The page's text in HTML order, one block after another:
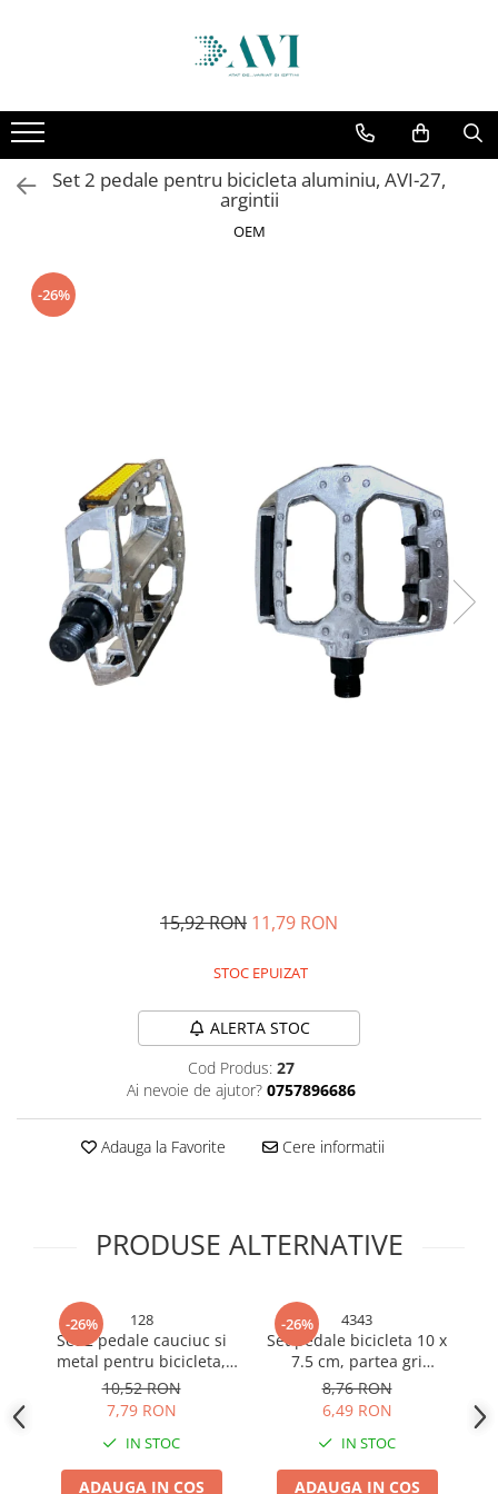
Casa
Accesorii uscatoare rufe
Aparate electrocasnice & accesorii
Aparate si accesorii intretinere
Accesorii pentru ochelari si lentile
de contact
Coloane de dus si seturi de dus
Odorizant toaleta
Oglinzi si mobilier baie
Bucatarie
Ascutitoare cutite
Baterii sanitare bucatarie
Cantare de bucatarie
Chiuvete bucatarie
Tirbusoane si dopuri
Manusi unica folosinta
Maturi, Mopuri si galeti
Cutii postale
Benzi LED
Accesorii corpuri de iluminat
Accesorii prelungitoare
Accesorii prize si intrerupatoare
Aplice fatada
Aplice si plafoniere
Becuri
Set 2 pedale pentru bicicleta aluminiu, AVI-27,
argintii
OEM
-26%
15,92 RON 11,79 RON
STOC EPUIZAT
ALERTA STOC
Cod Produs: 27
Ai nevoie de ajutor? 0757896686
Adauga la Favorite Cere informatii
PRODUSE ALTERNATIVE
-26% 128
Set 2 pedale cauciuc si
metal pentru bicicleta,
AVI-128
10,52 RON
7,79 RON
IN STOC
ADAUGA IN COS
-26% 4343
Set pedale bicicleta 10 x
7.5 cm, partea gri
cauciucata, catadioptri
fata-spate, AVI-4343
8,76 RON
6,49 RON
IN STOC
ADAUGA IN COS